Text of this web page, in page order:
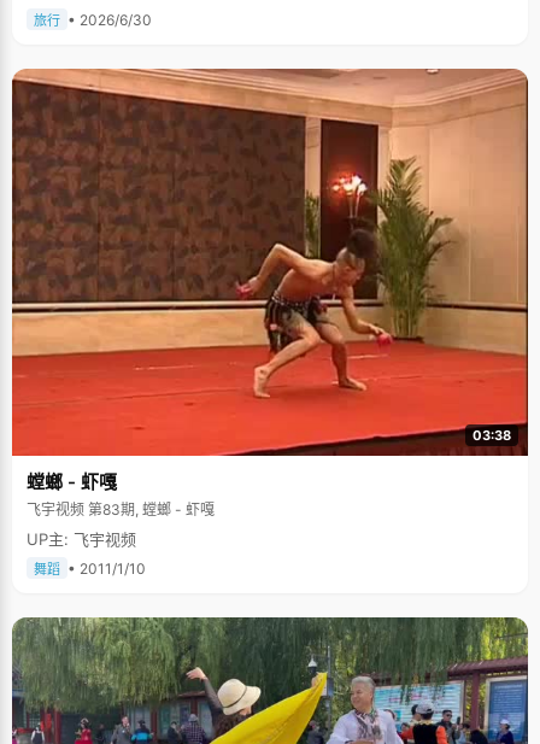
旅行 • 2026/6/30
03:38
螳螂 - 虾嘎
飞宇视频 第83期, 螳螂 - 虾嘎
UP主: 飞宇视频
舞蹈 • 2011/1/10